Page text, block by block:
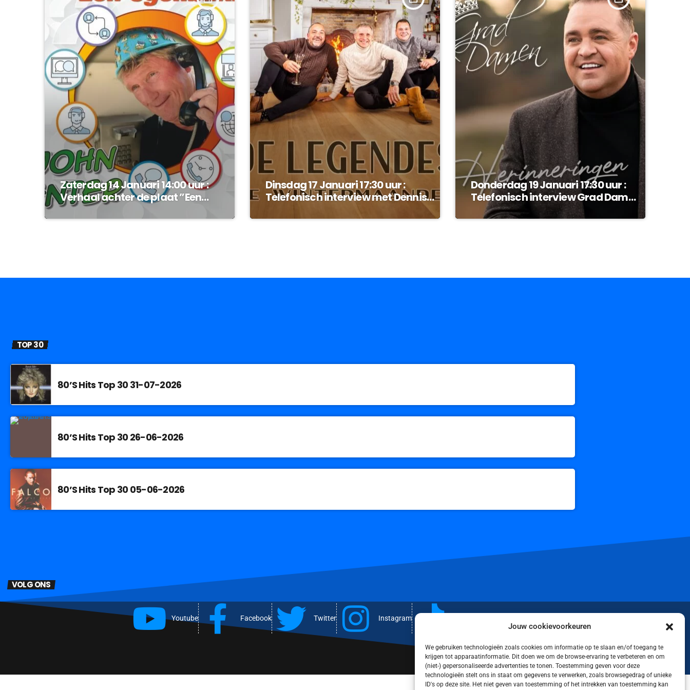
Jouw cookievoorkeuren
We gebruiken technologieën zoals cookies om informatie op te slaan en/of toegang te
krijgen tot apparaatinformatie. Dit doen we om de browse-ervaring te verbeteren en om
(niet-) gepersonaliseerde advertenties te tonen. Toestemming geven voor deze
technologieën stelt ons in staat om gegevens te verwerken, zoals browsegedrag of unieke
ID's op deze site. Het niet geven van toestemming of het intrekken van toestemming kan
Zaterdag 14 Januari 14:00 uur :
Verhaal achter de plaat ”Een
ogenblik” van John Enter !
Dinsdag 17 Januari 17:30 uur :
Telefonisch interview met Dennis
Donderdag 19 Januari 17:30 uur :
Telefonisch interview Grad Damen
TOP 30
80’S Hits Top 30 31-07-2026
80’S Hits Top 30 26-06-2026
80’S Hits Top 30 05-06-2026
VOLG ONS
Youtube Facebook Twitter Instagram